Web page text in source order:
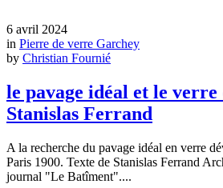
6 avril 2024
in Pierre de verre Garchey
by Christian Fournié
le pavage idéal et le
Stanislas Ferrand
A la recherche du pavage idéal en verre
Paris 1900. Texte de Stanislas Ferrand
journal "Le Batîment"....